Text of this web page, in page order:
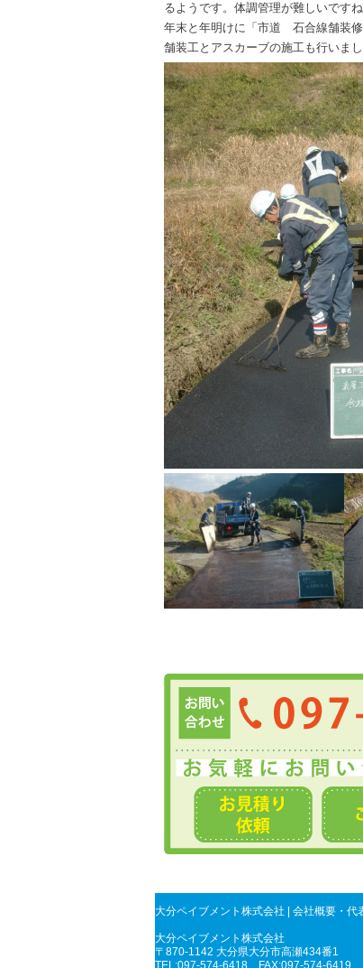
るようです。体調管理が難しいですね
年末と年明けに「市道 石合線舗装修
舗装工とアスカーブの施工も行いまし
大分ペイブメント株式会社 会社概要・代
大分ペイブメント株式会社
〒870-1142 大分県大分市高瀬434番1
TEL:097-574-6418 FAX:097-574-6419